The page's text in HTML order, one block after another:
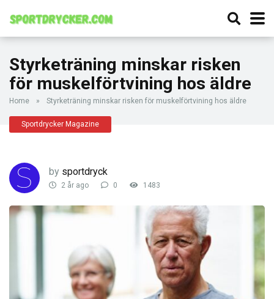
Styrketräning minskar risken
för muskelförtvining hos äldre
Home » Styrketräning minskar risken för muskelförtvining hos äldre
Sportdrycker Magazine
by sportdryck
2 år ago 0 1483